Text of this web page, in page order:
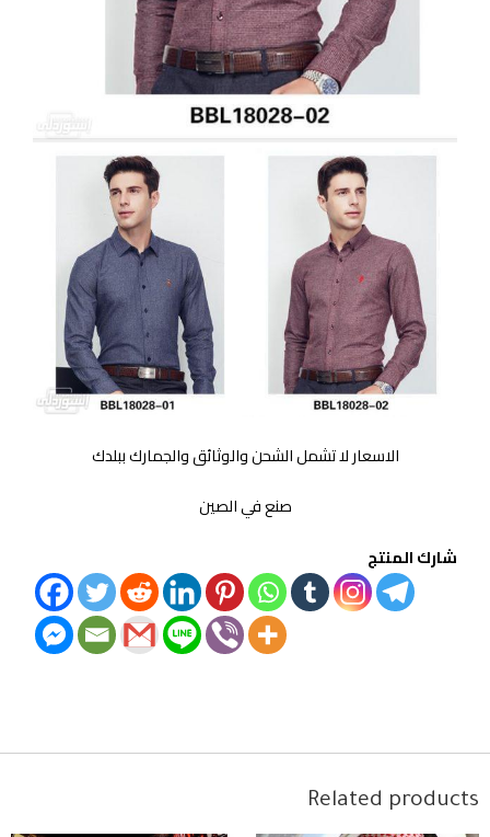
الاسعار لا تشمل الشحن والوثائق والجمارك ببلدك
صنع في الصين
شارك المنتج
Related products